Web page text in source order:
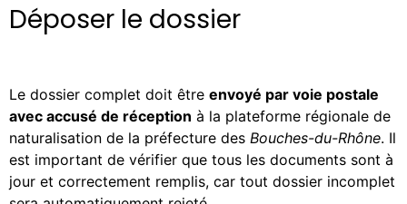
Déposer le dossier
Le dossier complet doit être envoyé par voie postale
avec accusé de réception à la plateforme régionale de
naturalisation de la préfecture des Bouches-du-Rhône. Il
est important de vérifier que tous les documents sont à
jour et correctement remplis, car tout dossier incomplet